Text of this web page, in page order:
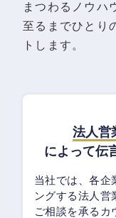
まつわるノウハ
至るまでひとり
トします。
法人営
によって伝
当社では、各企
ングする法人営
ご相談を承るカ